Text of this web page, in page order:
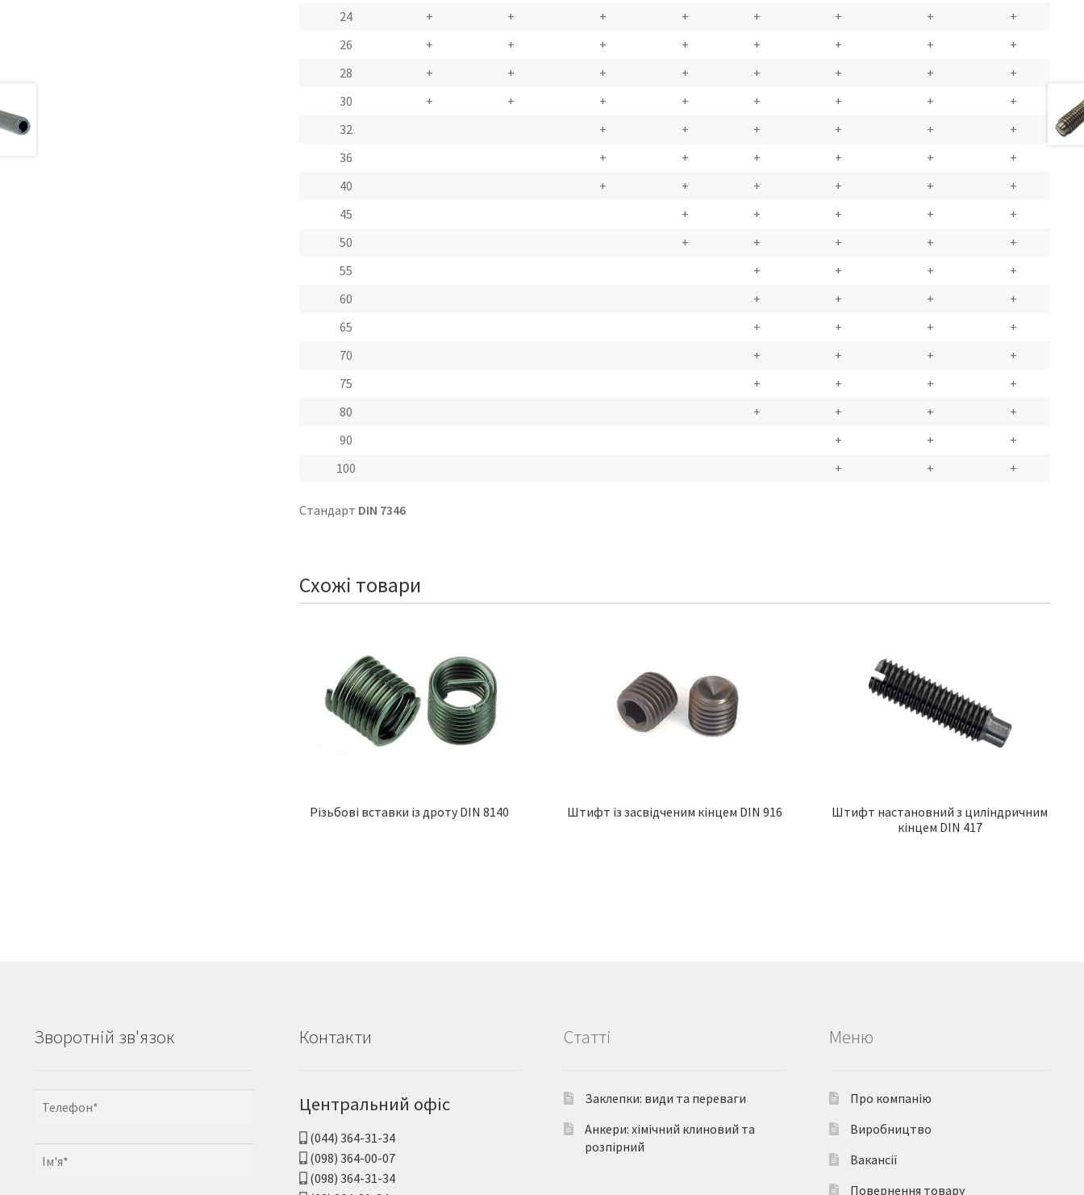
24
+ + + + + + +
+
26
+ + + + + + +
+
28
+ + + + + + +
+
30
+ + + + + + +
+
32
+ + + + +
+
36
+ + + + +
+
40
+ + + + +
+
45
+ + + +
+
50
+ + + +
+
55
+ + +
+
60
+ + +
+
65
+ + +
+
70
+ + +
+
75
+ + +
+
80
+ + +
+
90
+ +
+
100
+ + +
Стандарт DIN 7346
Схожі товари
Різьбові вставки із дроту DIN 8140 Штифт із засвідченим кінцем DIN 916
Штифт настановний з циліндричним
кінцем DIN 417
Зворотній зв'язок Контакти
Центральний офіс
(044) 364-31-34
(098) 364-00-07
(098) 364-31-34
Статті
Заклепки: види та переваги
Анкери: хімічний клиновий та
розпірний
Меню
Про компанію
Виробництво
Вакансії
Повернення товару